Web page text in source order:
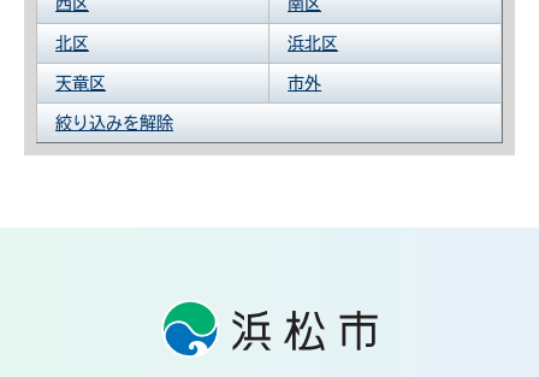
西区 南区
北区 浜北区
天竜区 市外
絞り込みを解除